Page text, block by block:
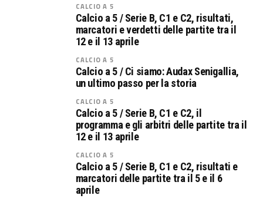
CALCIO A 5
Calcio a 5 / Serie B, C1 e C2, risultati,
marcatori e verdetti delle partite tra il
12 e il 13 aprile
CALCIO A 5
Calcio a 5 / Ci siamo: Audax Senigallia,
un ultimo passo per la storia
CALCIO A 5
Calcio a 5 / Serie B, C1 e C2, il
programma e gli arbitri delle partite tra il
12 e il 13 aprile
CALCIO A 5
Calcio a 5 / Serie B, C1 e C2, risultati e
marcatori delle partite tra il 5 e il 6
aprile